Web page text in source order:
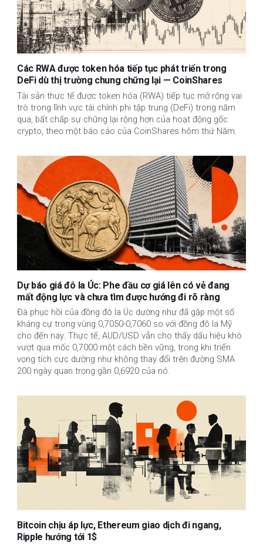
Các RWA được token hóa tiếp tục phát triển trong
DeFi dù thị trường chung chững lại — CoinShares
Tài sản thực tế được token hóa (RWA) tiếp tục mở rộng vai
trò trong lĩnh vực tài chính phi tập trung (DeFi) trong năm
qua, bất chấp sự chững lại rộng hơn của hoạt động gốc
crypto, theo một báo cáo của CoinShares hôm thứ Năm.
Dự báo giá đô la Úc: Phe đầu cơ giá lên có vẻ đang
mất động lực và chưa tìm được hướng đi rõ ràng
Đà phục hồi của đồng đô la Úc dường như đã gặp một số
kháng cự trong vùng 0,7050-0,7060 so với đồng đô la Mỹ
cho đến nay. Thực tế, AUD/USD vẫn cho thấy dấu hiệu khó
vượt qua mốc 0,7000 một cách bền vững, trong khi triển
vọng tích cực dường như không thay đổi trên đường SMA
200 ngày quan trọng gần 0,6920 của nó.
Bitcoin chịu áp lực, Ethereum giao dịch đi ngang,
Ripple hướng tới 1$